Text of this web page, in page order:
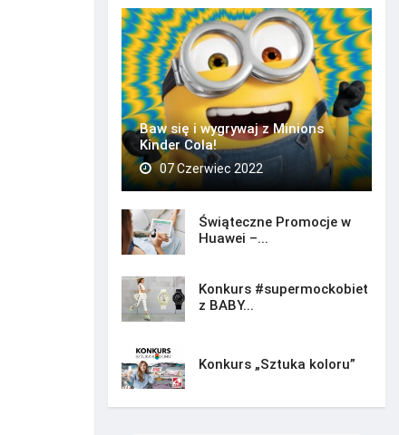
Baw się i wygrywaj z Minions
Kinder Cola!
07 Czerwiec 2022
Świąteczne Promocje w
Huawei –...
Konkurs #supermockobiet
z BABY...
Konkurs „Sztuka koloru”